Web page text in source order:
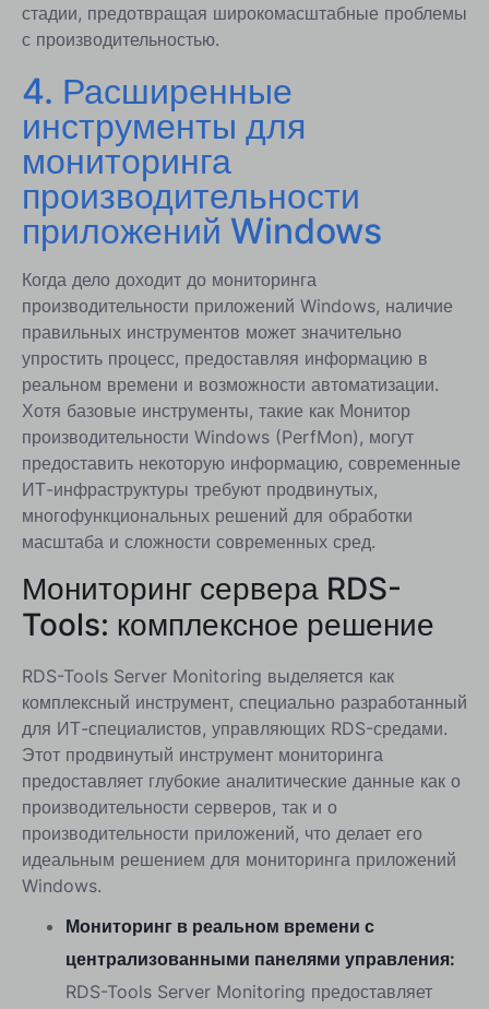
стадии, предотвращая широкомасштабные проблемы
с производительностью.
4. Расширенные
инструменты для
мониторинга
производительности
приложений Windows
Когда дело доходит до мониторинга
производительности приложений Windows, наличие
правильных инструментов может значительно
упростить процесс, предоставляя информацию в
реальном времени и возможности автоматизации.
Хотя базовые инструменты, такие как Монитор
производительности Windows (PerfMon), могут
предоставить некоторую информацию, современные
ИТ-инфраструктуры требуют продвинутых,
многофункциональных решений для обработки
масштаба и сложности современных сред.
Мониторинг сервера RDS-
Tools: комплексное решение
RDS-Tools Server Monitoring выделяется как
комплексный инструмент, специально разработанный
для ИТ-специалистов, управляющих RDS-средами.
Этот продвинутый инструмент мониторинга
предоставляет глубокие аналитические данные как о
производительности серверов, так и о
производительности приложений, что делает его
идеальным решением для мониторинга приложений
Windows.
Мониторинг в реальном времени с
централизованными панелями управления:
RDS-Tools Server Monitoring предоставляет